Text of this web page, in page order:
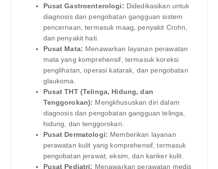
Pusat Gastroenterologi: Didedikasikan untuk
diagnosis dan pengobatan gangguan sistem
pencernaan, termasuk maag, penyakit Crohn,
dan penyakit hati.
Pusat Mata: Menawarkan layanan perawatan
mata yang komprehensif, termasuk koreksi
penglihatan, operasi katarak, dan pengobatan
glaukoma.
Pusat THT (Telinga, Hidung, dan
Tenggorokan): Mengkhususkan diri dalam
diagnosis dan pengobatan gangguan telinga,
hidung, dan tenggorokan.
Pusat Dermatologi: Memberikan layanan
perawatan kulit yang komprehensif, termasuk
pengobatan jerawat, eksim, dan kanker kulit.
Pusat Pediatri: Menawarkan perawatan medis